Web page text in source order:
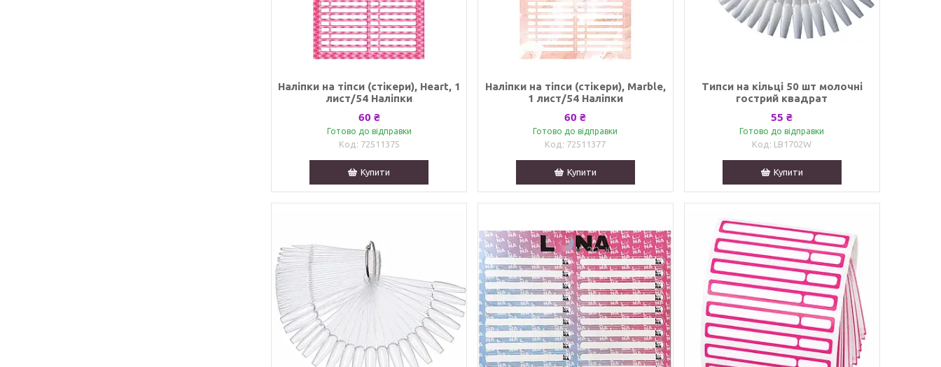
Наліпки на тіпси (стікери), Heart, 1
лист/54 Наліпки
60 ₴
Готово до відправки
72511375
Купити
Наліпки на тіпси (стікери), Marble,
1 лист/54 Наліпки
60 ₴
Готово до відправки
72511377
Купити
Типси на кільці 50 шт молочні
гострий квадрат
55 ₴
Готово до відправки
LB1702W
Купити